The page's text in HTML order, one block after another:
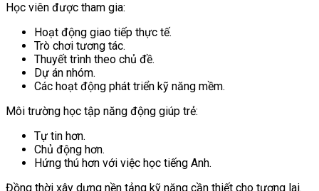
Học viên được tham gia:
Hoạt động giao tiếp thực tế.
Trò chơi tương tác.
Thuyết trình theo chủ đề.
Dự án nhóm.
Các hoạt động phát triển kỹ năng mềm.
Môi trường học tập năng động giúp trẻ:
Tự tin hơn.
Chủ động hơn.
Hứng thú hơn với việc học tiếng Anh.
Đồng thời xây dựng nền tảng kỹ năng cần thiết cho tương lai.